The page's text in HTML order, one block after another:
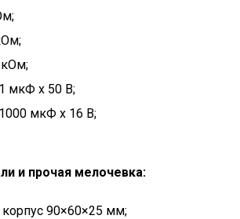
кОм;
мкФ x 50 В;
мкФ x 16 В;
и прочая мелочевка:
90×60×25 мм;